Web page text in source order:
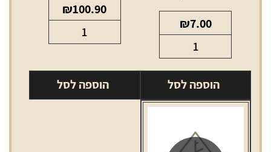
₪7.00
של
נייר
גלגול
RAW
הוספה לסל
₪100.90
של
הוספה לסל